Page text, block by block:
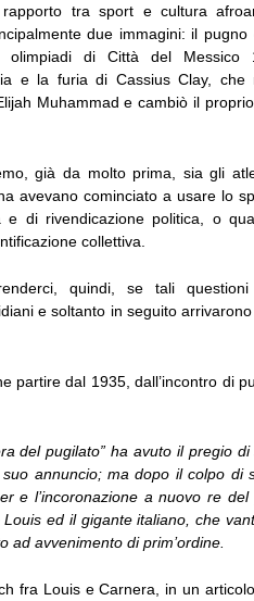
tra sport e cultura
due immagini: il pugno
di Città del Messico
e la furia di Cassius Clay, che
Muhammad e cambiò il
già da molto prima, sia gli
avevano cominciato a usare lo
e di rivendicazione politica, o
collettiva.
quindi, se tali
e soltanto in seguito
partire dal 1935, dall’incontro di
del pugilato” ha avuto il pregio di
annuncio; ma dopo il colpo di
e l’incoronazione a nuovo re
ed il gigante italiano, che
avvenimento di prim’ordine.
fra Louis e Carnera, in un